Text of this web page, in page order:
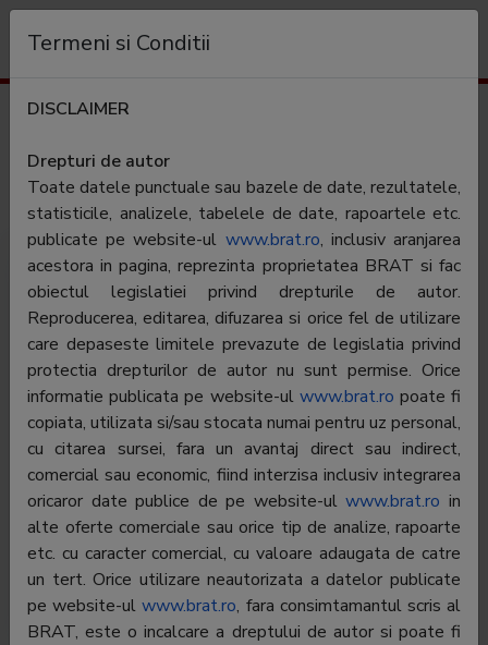
gustos.ro
Categorie:Culinar
Gustos.ro este destinatia gastronomica online aleasa
de sute de mii de utilizatori, luna de luna. Oferim peste
40.000 de retete adaugate de comunitatea noastra
(peste 100.000 utilizatori inregistrati din care peste
1000 contribuie in mod activ cu retete), articole
tematice publicate de bloggerii din domeniu (avem
peste 100 de bloggeri colaboratori), articole despre
tendintele in materie de gastronomie, recenzii de
restaurante (peste 2000, din toata tara), luni tematice
pe subiecte de interes.
Termeni si Conditii
DISCLAIMER
Drepturi de autor
Toate datele punctuale sau bazele de date, rezultatele,
statisticile, analizele, tabelele de date, rapoartele etc.
publicate pe website-ul www.brat.ro, inclusiv aranjarea
acestora in pagina, reprezinta proprietatea BRAT si fac
obiectul legislatiei privind drepturile de autor.
Reproducerea, editarea, difuzarea si orice fel de utilizare
care depaseste limitele prevazute de legislatia privind
protectia drepturilor de autor nu sunt permise. Orice
informatie publicata pe website-ul www.brat.ro poate fi
copiata, utilizata si/sau stocata numai pentru uz personal,
cu citarea sursei, fara un avantaj direct sau indirect,
comercial sau economic, fiind interzisa inclusiv integrarea
oricaror date publice de pe website-ulwww.brat.ro in
alte oferte comerciale sau orice tip de analize, rapoarte
etc. cu caracter comercial, cu valoare adaugata de catre
un tert. Orice utilizare neautorizata a datelor publicate
pe website-ulwww.brat.ro, fara consimtamantul scris al
BRAT, este o incalcare a dreptului de autor si poate fi